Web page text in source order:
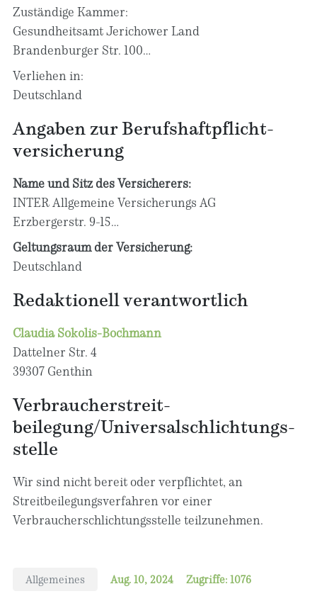
Zuständige Kammer:
Gesundheitsamt Jerichower Land
Brandenburger Str. 100
39307 Genthin
Verliehen in:
Deutschland
Angaben zur Berufs­haftpflicht­
versicherung
Name und Sitz des Versicherers:
INTER Allgemeine Versicherungs AG
Erzbergerstr. 9-15
68165 Mannheim
Telefax: 0621 / 427 944
Geltungsraum der Versicherung:
Deutschland
Redaktionell verantwortlich
Claudia Sokolis-Bochmann
Dattelner Str. 4
39307 Genthin
Verbraucher­streit­
beilegung/Universal­schlichtungs­
stelle
Wir sind nicht bereit oder verpflichtet, an
Streitbeilegungsverfahren vor einer
Verbraucherschlichtungsstelle teilzunehmen.
Allgemeines Aug. 10, 2024 Zugriffe: 1076